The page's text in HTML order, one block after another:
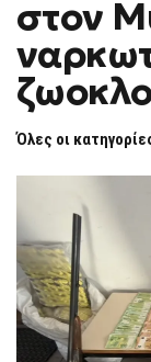
στον
Όλες οι